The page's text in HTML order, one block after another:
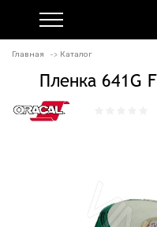
Главная Каталог
Пленка 641G